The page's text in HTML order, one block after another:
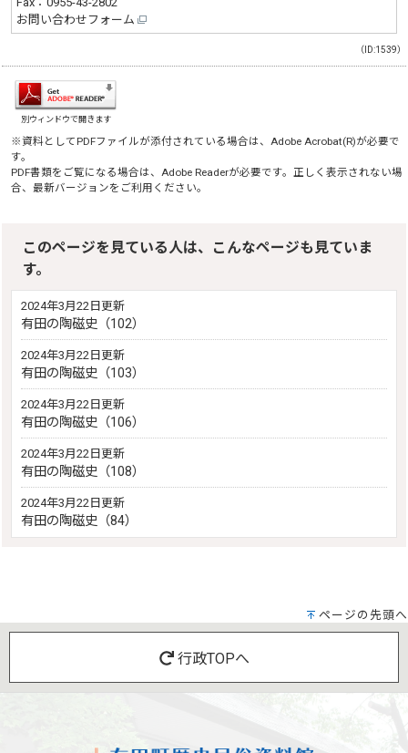
お問い合わせフォーム
（ID:1539）
別ウィンドウで開きます
※資料としてPDFファイルが添付されている場合は、Adobe Acrobat(R)が必要で
す。
PDF書類をご覧になる場合は、Adobe Readerが必要です。正しく表示されない場
合、最新バージョンをご利用ください。
このページを見ている人は、こんなページも見ていま
す。
2024年3月22日更新
有田の陶磁史（102）
2024年3月22日更新
有田の陶磁史（103）
2024年3月22日更新
有田の陶磁史（106）
2024年3月22日更新
有田の陶磁史（108）
2024年3月22日更新
有田の陶磁史（84）
ページの先頭へ
行政TOPへ